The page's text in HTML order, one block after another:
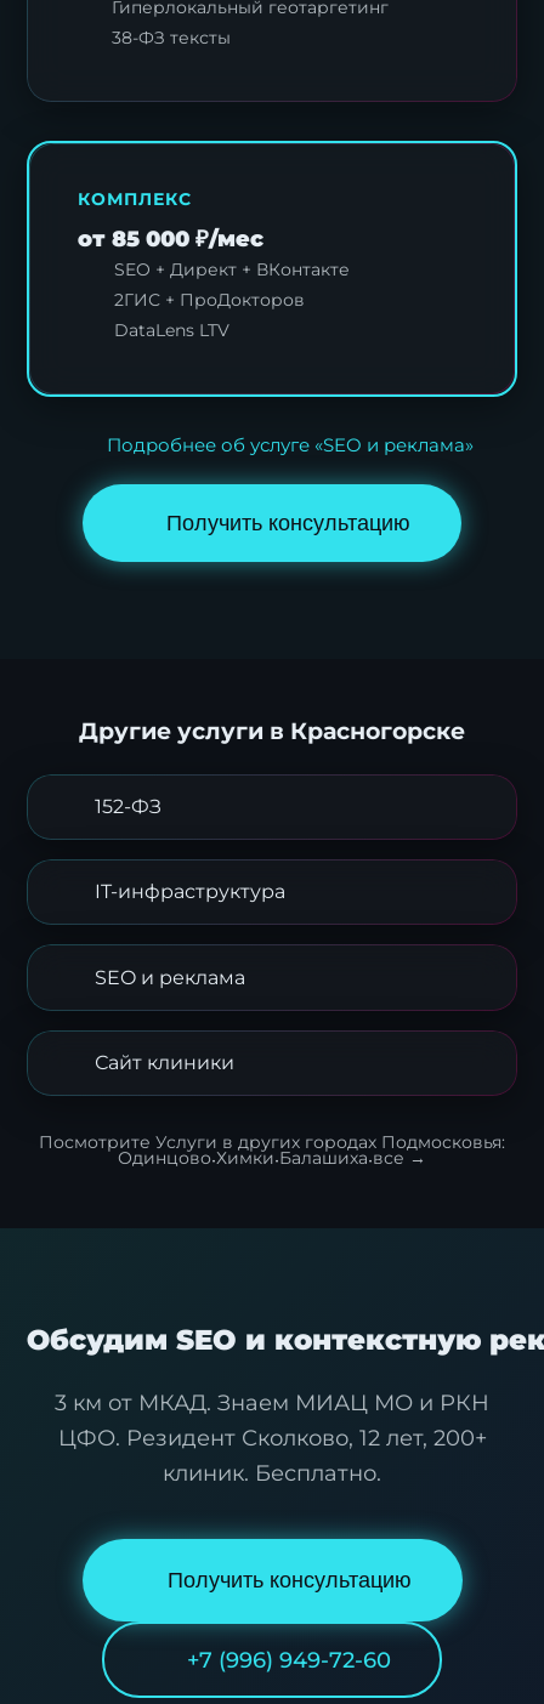
Гиперлокальный геотаргетинг
38-ФЗ тексты
КОМПЛЕКС
от 85 000 ₽/мес
SEO + Директ + ВКонтакте
2ГИС + ПроДокторов
DataLens LTV
Подробнее об услуге «SEO и реклама»
Получить консультацию
Другие услуги в Красногорске
152-ФЗ
IT-инфраструктура
SEO и реклама
Сайт клиники
Посмотрите Услуги в других городах Подмосковья:
Одинцово·Химки·Балашиха·все →
Обсудим SEO и контекстную
3 км от МКАД. Знаем МИАЦ МО и РКН
ЦФО. Резидент Сколково, 12 лет, 200+
клиник. Бесплатно.
Получить консультацию
+7 (996) 949-72-60